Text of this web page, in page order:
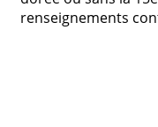
renseignements